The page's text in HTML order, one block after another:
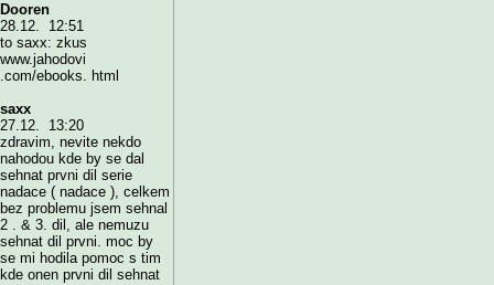
Dooren
28.12. 12:51
to saxx: zkus
www.jahodovi
.com/ebooks. html
saxx
27.12. 13:20
zdravim, nevite nekdo
nahodou kde by se dal
sehnat prvni dil serie
nadace ( nadace ), celkem
bez problemu jsem sehnal
2 . & 3. dil, ale nemuzu
sehnat dil prvni. moc by
se mi hodila pomoc s tim
kde onen prvni dil sehnat